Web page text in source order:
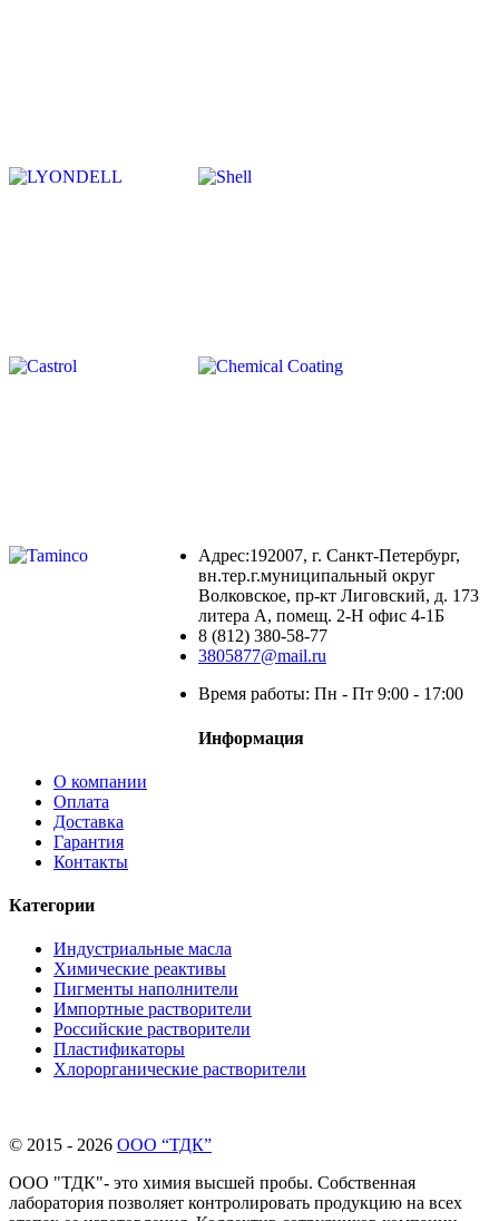
Адрес:192007, г. Санкт-Петербург,
вн.тер.г.муниципальный округ
Волковское, пр-кт Лиговский, д. 173
литера А, помещ. 2-Н офис 4-1Б
8 (812) 380-58-77
3805877@mail.ru
Время работы: Пн - Пт 9:00 - 17:00
Информация
О компании
Оплата
Доставка
Гарантия
Контакты
Категории
Индустриальные масла
Химические реактивы
Пигменты наполнители
Импортные растворители
Российские растворители
Пластификаторы
Хлорорганические растворители
© 2015 - 2026 ООО “ТДК”
ООО "ТДК"- это химия высшей пробы. Собственная
лаборатория позволяет контролировать продукцию на всех